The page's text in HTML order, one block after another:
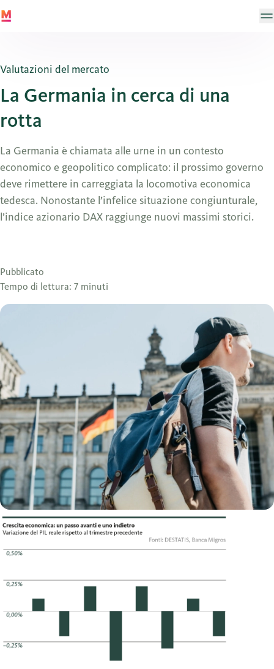
Valutazioni del mercato
La Germania in cerca di una
rotta
La Germania è chiamata alle urne in un contesto
economico e geopolitico complicato: il prossimo governo
deve rimettere in carreggiata la locomotiva economica
tedesca. Nonostante l’infelice situazione congiunturale,
l’indice azionario DAX raggiunge nuovi massimi storici.
Pubblicato
Tempo di lettura: 7 minuti